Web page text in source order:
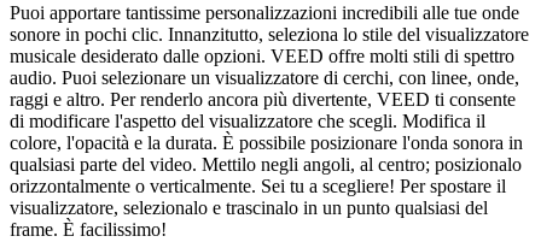
Puoi apportare tantissime personalizzazioni incredibili alle tue onde
sonore in pochi clic. Innanzitutto, seleziona lo stile del visualizzatore
musicale desiderato dalle opzioni. VEED offre molti stili di spettro
audio. Puoi selezionare un visualizzatore di cerchi, con linee, onde,
raggi e altro. Per renderlo ancora più divertente, VEED ti consente
di modificare l'aspetto del visualizzatore che scegli. Modifica il
colore, l'opacità e la durata. È possibile posizionare l'onda sonora in
qualsiasi parte del video. Mettilo negli angoli, al centro; posizionalo
orizzontalmente o verticalmente. Sei tu a scegliere! Per spostare il
visualizzatore, selezionalo e trascinalo in un punto qualsiasi del
frame. È facilissimo!